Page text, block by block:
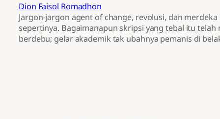
Dion Faisol Romadhon
Jargon-jargon agent of change, revolusi, dan
sepertinya. Bagaimanapun skripsi yang tebal itu
berdebu; gelar akademik tak ubahnya pemanis di